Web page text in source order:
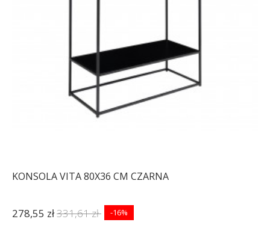
KONSOLA VITA 80X36 CM CZARNA
278,55 zł331,61 zł -16%